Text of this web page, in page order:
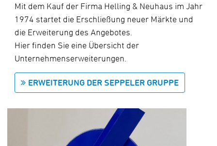
Mit dem Kauf der Firma Helling & Neuhaus im Jahr
1974 startet die Erschließung neuer Märkte und
die Erweiterung des Angebotes.
Hier finden Sie eine Übersicht der
Unternehmenserweiterungen.
ERWEITERUNG DER SEPPELER GRUPPE